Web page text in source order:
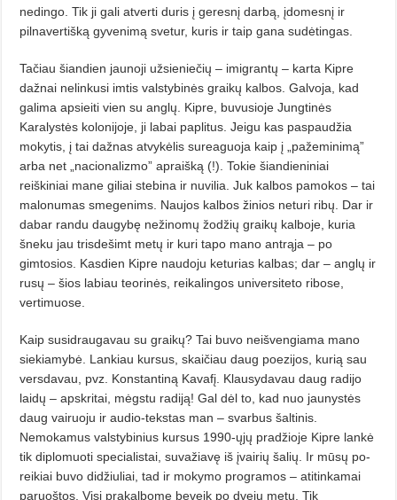
nedingo. Tik ji gali atverti duris į geresnį darbą, įdomesnį ir
pilnavertišką gyvenimą svetur, kuris ir taip gana sudėtingas.
Tačiau šiandien jaunoji užsienie­čių – imigrantų – karta Kipre
dažnai nelinkusi imtis valstybinės graikų kal­­bos. Galvoja, kad
galima apsieiti vien su anglų. Kipre, buvusioje Jung­tinės
Karalystės kolonijoje, ji labai paplitus. Jeigu kas paspaudžia
moky­tis, į tai dažnas atvykėlis sureaguoja kaip į „pažeminimą”
arba net „nacio­na­lizmo” apraišką (!). Tokie šiandie­ni­niai
reiškiniai mane giliai stebina ir nuvilia. Juk kalbos pamokos – tai
malonumas smegenims. Naujos kalbos žinios neturi ribų. Dar ir
dabar randu daugybę nežinomų žodžių grai­kų kalboje, kuria
šneku jau trisdešimt metų ir kuri tapo mano antrąja – po
gimtosios. Kasdien Kipre naudoju keturias kalbas; dar – anglų ir
rusų – šios labiau teorinės, reikalingos universiteto ribose,
vertimuose.
Kaip susidraugavau su graikų? Tai buvo neišvengiama mano
siekia­mybė. Lankiau kursus, skaičiau daug poezijos, kurią sau
versdavau, pvz. Konstantiną Kavafį. Klausydavau daug radijo
laidų – apskritai, mėgstu radiją! Gal dėl to, kad nuo jaunystės
daug vairuoju ir audio-tekstas man – svarbus šaltinis.
Nemokamus valstybinius kursus 1990-ųjų pradžioje Kip­re lankė
tik diplomuoti specialistai, suvažiavę iš įvairių šalių. Ir mūsų po­
reikiai buvo didžiuliai, tad ir mokymo programos – atitinkamai
paruoštos. Visi prakalbome beveik po dvejų metų. Tik